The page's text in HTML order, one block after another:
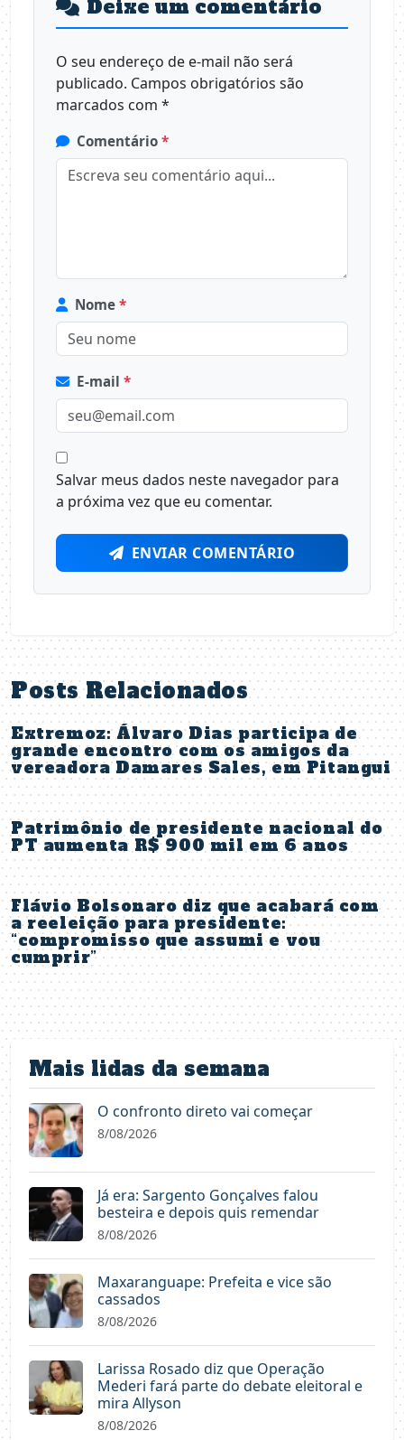
Deixe um comentário
O seu endereço de e-mail não será
publicado. Campos obrigatórios são
marcados com *
Comentário *
Nome *
E-mail *
Salvar meus dados neste navegador para
a próxima vez que eu comentar.
ENVIAR COMENTÁRIO
Posts Relacionados
Extremoz: Álvaro Dias participa de
grande encontro com os amigos da
vereadora Damares Sales, em Pitangui
Patrimônio de presidente nacional do
PT aumenta R$ 900 mil em 6 anos
Flávio Bolsonaro diz que acabará com
a reeleição para presidente:
“compromisso que assumi e vou
cumprir”
Mais lidas da semana
O confronto direto vai começar
8/08/2026
Já era: Sargento Gonçalves falou
besteira e depois quis remendar
8/08/2026
Maxaranguape: Prefeita e vice são
cassados
8/08/2026
Larissa Rosado diz que Operação
Mederi fará parte do debate eleitoral e
mira Allyson
8/08/2026